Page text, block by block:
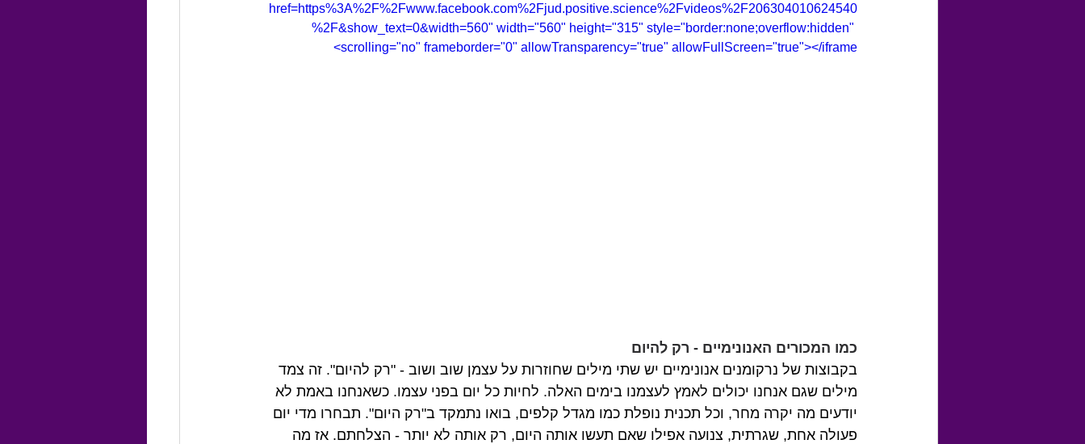
href=https%3A%2F%2Fwww.facebook.com%2Fjud.positive.science%2Fvideos%2F206304010624540
%2F&show_text=0&width=560" width="560" height="315" style="border:none;overflow:hidden"
scrolling="no" frameborder="0" allowTransparency="true" allowFullScreen="true"></iframe>
כמו המכורים האנונימיים - רק להיום
בקבוצות של נרקומנים אנונימיים יש שתי מילים שחוזרות על עצמן שוב ושוב - "רק להיום". זה צמד
מילים שגם אנחנו יכולים לאמץ לעצמנו בימים האלה. לחיות כל יום בפני עצמו. כשאנחנו באמת לא
יודעים מה יקרה מחר, וכל תכנית נופלת כמו מגדל קלפים, בואו נתמקד ב"רק היום". תבחרו מדי יום
פעולה אחת, שגרתית, צנועה אפילו שאם תעשו אותה היום, רק אותה לא יותר - הצלחתם. אז מה